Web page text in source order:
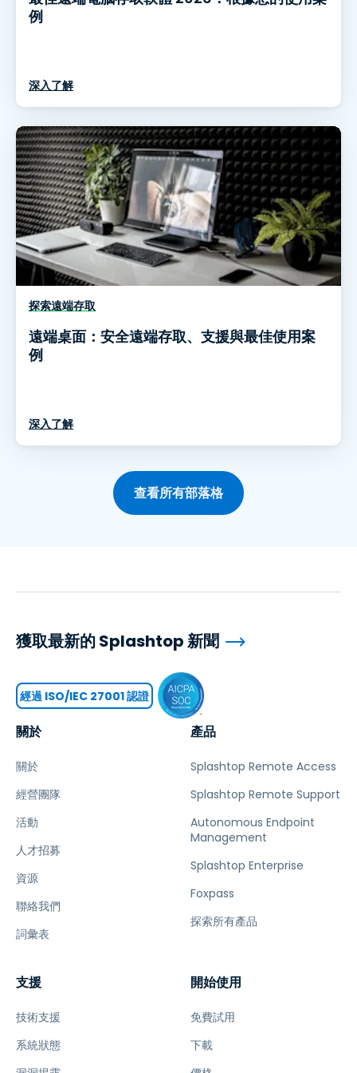
例
深入了解
探索遠端存取
遠端桌面：安全遠端存取、支援與最佳使用案
例
深入了解
查看所有部落格
關於
關於
經營團隊
活動
人才招募
資源
聯絡我們
詞彙表
產品
Splashtop Remote Access
Splashtop Remote Support
Autonomous Endpoint
Management
Splashtop Enterprise
Foxpass
探索所有產品
支援
技術支援
系統狀態
開始使用
免費試用
下載
獲取最新的 Splashtop 新聞
經過 ISO/IEC 27001 認證